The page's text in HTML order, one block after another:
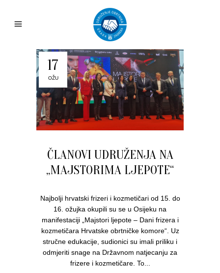
17
OŽU
ČLANOVI UDRUŽENJA NA
„MAJSTORIMA LJEPOTE“
Najbolji hrvatski frizeri i kozmetičari od 15. do
16. ožujka okupili su se u Osijeku na
manifestaciji „Majstori ljepote – Dani frizera i
kozmetičara Hrvatske obrtničke komore“. Uz
stručne edukacije, sudionici su imali priliku i
odmjeriti snage na Državnom natjecanju za
frizere i kozmetičare. To...